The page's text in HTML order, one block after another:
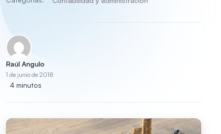
Raúl Angulo
1 de junio de 2018
4 minutos